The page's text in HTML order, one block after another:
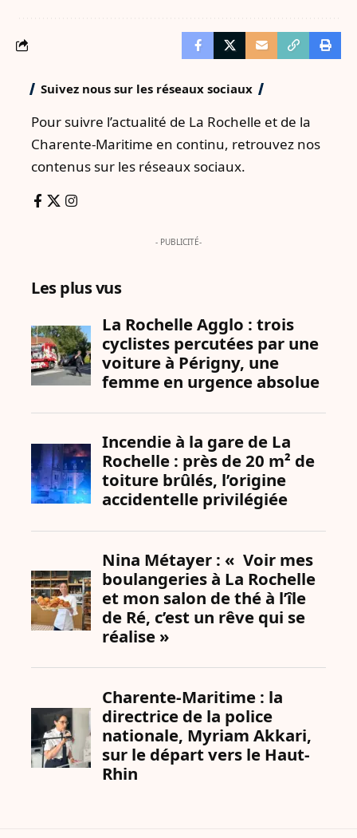
Suivez nous sur les réseaux sociaux
Pour suivre l’actualité de La Rochelle et de la
Charente-Maritime en continu, retrouvez nos
contenus sur les réseaux sociaux.
- PUBLICITÉ-
Les plus vus